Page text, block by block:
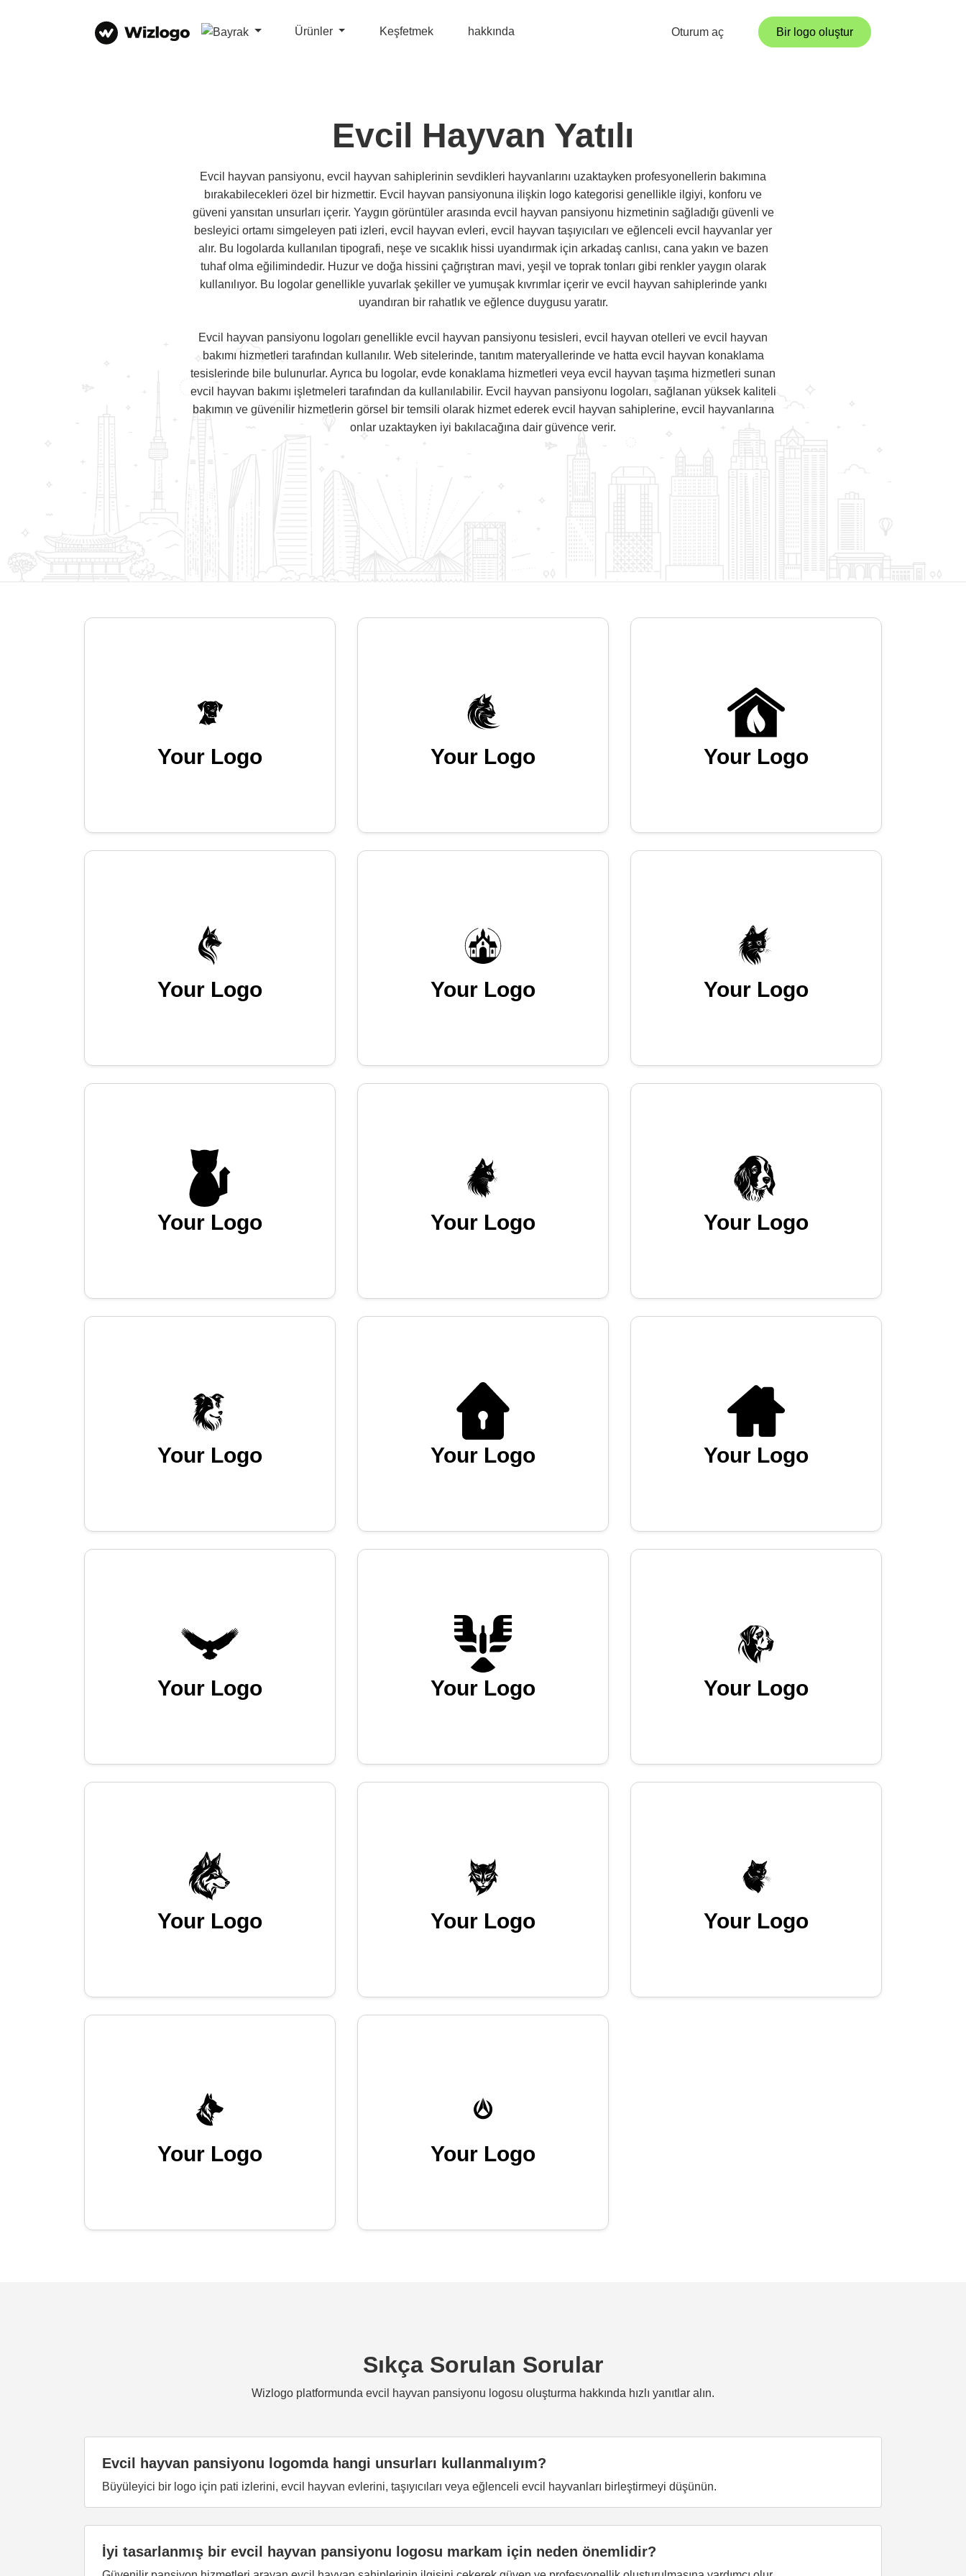
Ürünler Keşfetmek hakkında Oturum aç Bir logo oluştur
Evcil Hayvan Yatılı
Evcil hayvan pansiyonu, evcil hayvan sahiplerinin sevdikleri hayvanlarını uzaktayken profesyonellerin bakımına
bırakabilecekleri özel bir hizmettir. Evcil hayvan pansiyonuna ilişkin logo kategorisi genellikle ilgiyi, konforu ve
güveni yansıtan unsurları içerir. Yaygın görüntüler arasında evcil hayvan pansiyonu hizmetinin sağladığı güvenli ve
besleyici ortamı simgeleyen pati izleri, evcil hayvan evleri, evcil hayvan taşıyıcıları ve eğlenceli evcil hayvanlar yer
alır. Bu logolarda kullanılan tipografi, neşe ve sıcaklık hissi uyandırmak için arkadaş canlısı, cana yakın ve bazen
tuhaf olma eğilimindedir. Huzur ve doğa hissini çağrıştıran mavi, yeşil ve toprak tonları gibi renkler yaygın olarak
kullanılıyor. Bu logolar genellikle yuvarlak şekiller ve yumuşak kıvrımlar içerir ve evcil hayvan sahiplerinde yankı
uyandıran bir rahatlık ve eğlence duygusu yaratır.
Evcil hayvan pansiyonu logoları genellikle evcil hayvan pansiyonu tesisleri, evcil hayvan otelleri ve evcil hayvan
bakımı hizmetleri tarafından kullanılır. Web sitelerinde, tanıtım materyallerinde ve hatta evcil hayvan konaklama
tesislerinde bile bulunurlar. Ayrıca bu logolar, evde konaklama hizmetleri veya evcil hayvan taşıma hizmetleri sunan
evcil hayvan bakımı işletmeleri tarafından da kullanılabilir. Evcil hayvan pansiyonu logoları, sağlanan yüksek kaliteli
bakımın ve güvenilir hizmetlerin görsel bir temsili olarak hizmet ederek evcil hayvan sahiplerine, evcil hayvanlarına
onlar uzaktayken iyi bakılacağına dair güvence verir.
Your Logo Your Logo Your Logo
Your Logo Your Logo Your Logo
Your Logo Your Logo Your Logo
Your Logo Your Logo Your Logo
Your Logo Your Logo Your Logo
Your Logo Your Logo Your Logo
Your Logo Your Logo
Sıkça Sorulan Sorular
Wizlogo platformunda evcil hayvan pansiyonu logosu oluşturma hakkında hızlı yanıtlar alın.
Evcil hayvan pansiyonu logomda hangi unsurları kullanmalıyım?
Büyüleyici bir logo için pati izlerini, evcil hayvan evlerini, taşıyıcıları veya eğlenceli evcil hayvanları birleştirmeyi düşünün.
İyi tasarlanmış bir evcil hayvan pansiyonu logosu markam için neden önemlidir?